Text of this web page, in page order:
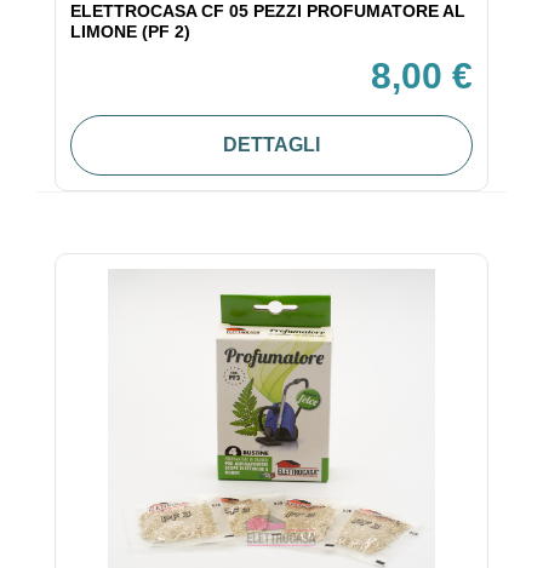
ELETTROCASA CF 05 PEZZI PROFUMATORE AL
LIMONE (PF 2)
8,00 €
DETTAGLI